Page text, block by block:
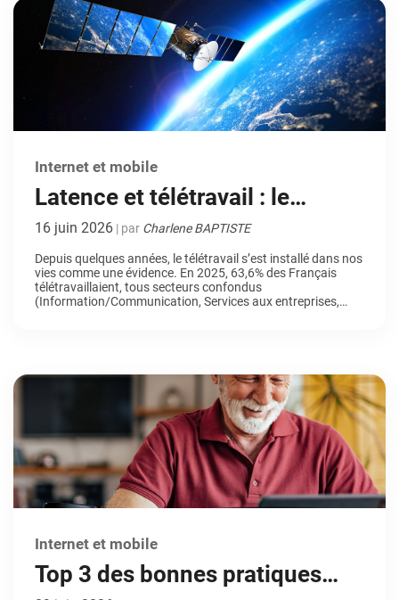
Internet et mobile
Latence et télétravail : le
satellite géostationnaire peut-il
tenir la distance ?
16 juin 2026 | par Charlene BAPTISTE
Depuis quelques années, le télétravail s’est installé dans nos
vies comme une évidence. En 2025, 63,6% des Français
télétravaillaient, tous secteurs confondus
(Information/Communication, Services aux entreprises,
Internet et mobile
Top 3 des bonnes pratiques